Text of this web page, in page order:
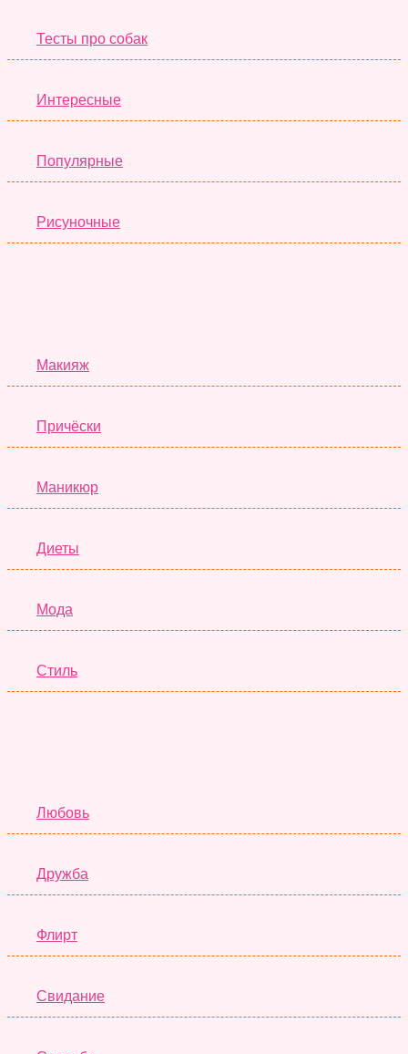
Тесты про собак
Интересные
Популярные
Рисуночные
Макияж
Причёски
Маникюр
Диеты
Мода
Стиль
Любовь
Дружба
Флирт
Свидание